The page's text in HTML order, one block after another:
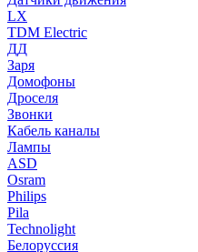
LX
TDM Electric
ДД
Заря
Домофоны
Дроселя
Звонки
Кабель каналы
Лампы
ASD
Osram
Philips
Pila
Technolight
Белоруссия